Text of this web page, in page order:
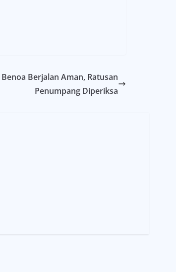
Berjalan Aman, Ratusan
Penumpang Diperiksa